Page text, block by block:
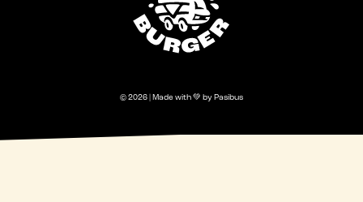
© 2026 | Made with 💚 by Pasibus